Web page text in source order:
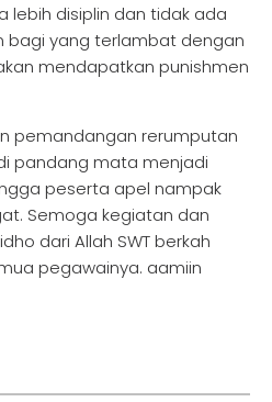
lebih disiplin dan tidak ada
bagi yang terlambat dengan
mendapatkan punishmen
pemandangan rerumputan
pandang mata menjadi
peserta apel nampak
Semoga kegiatan dan
dari Allah SWT berkah
pegawainya. aamiin